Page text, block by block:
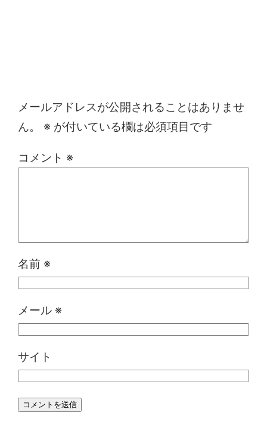
メールアドレスが公開されることはありませ
ん。
※ が付いている欄は必須項目です
コメント ※
名前 ※
メール ※
サイト